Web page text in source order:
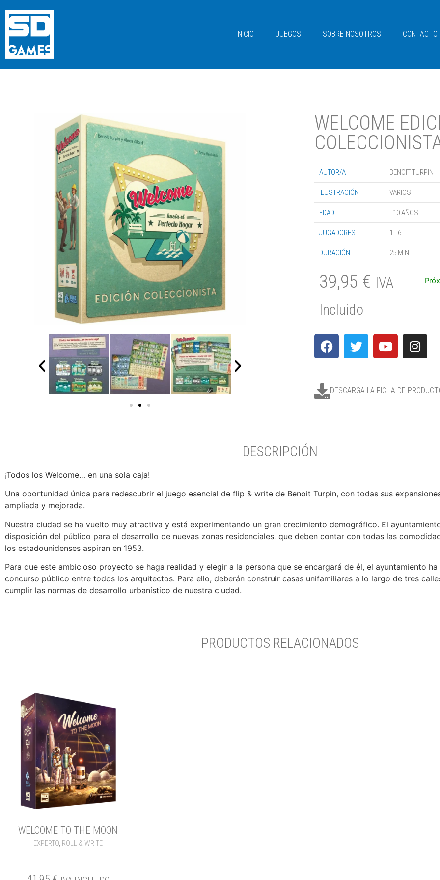
INICIO JUEGOS SOBRE NOSOTROS CONTACTO
WELCOME
AUTOR/A BENOIT TURPIN
ILUSTRACIÓN VARIOS
EDAD +10 AÑOS
JUGADORES 1 - 6
DURACIÓN 25 MIN.
39,95 € IVA
Incluido
DESCARGA LA FICHA DE
DESCRIPCIÓN
¡Todos los Welcome… en una sola caja!
Una oportunidad única para redescubrir el juego esencial de flip & write de Benoit Turpin, con todas sus
ampliada y mejorada.
Nuestra ciudad se ha vuelto muy atractiva y está experimentando un gran crecimiento demográfico. El
disposición del público para el desarrollo de nuevas zonas residenciales, que deben contar con todas las
los estadounidenses aspiran en 1953.
Para que este ambicioso proyecto se haga realidad y elegir a la persona que se encargará de él, el ayuntamiento
concurso público entre todos los arquitectos. Para ello, deberán construir casas unifamiliares a lo largo de tres
cumplir las normas de desarrollo urbanístico de nuestra ciudad.
PRODUCTOS RELACIONADOS
WELCOME TO THE MOON
EXPERTO ROLL & WRITE